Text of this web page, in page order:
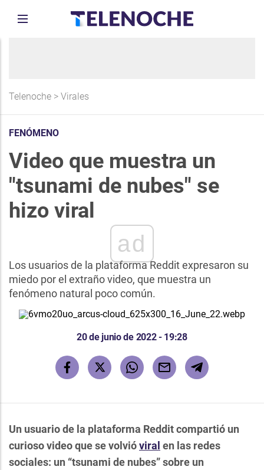
Telenoche > Virales
FENÓMENO
Video que muestra un
"tsunami de nubes" se
hizo viral
ad
Los usuarios de la plataforma Reddit expresaron su
miedo por el extraño video, que muestra un
fenómeno natural poco común.
20 de junio de 2022 - 19:28
Un usuario de la plataforma Reddit compartió un
curioso video que se volvióviral en las redes
sociales: un “tsunami de nubes” sobre un